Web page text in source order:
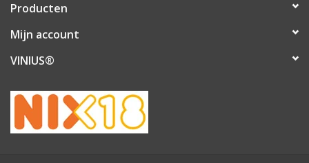
Producten
Mijn account
VINIUS®